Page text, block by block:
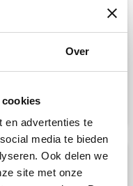
Over
en advertenties te
media te bieden
Ook delen we
site met onze